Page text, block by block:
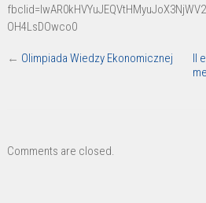
OH4LsDOwco0
← Olimpiada Wiedzy Ekonomicznej
II
Comments are closed.